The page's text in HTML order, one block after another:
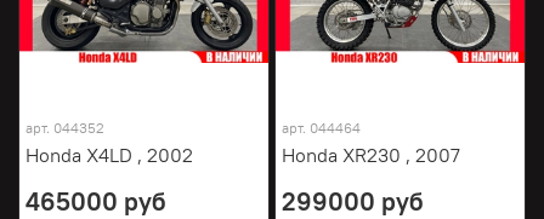
арт. 044352
Honda X4LD , 2002
465000 руб
арт. 044464
Honda XR230 , 2007
299000 руб